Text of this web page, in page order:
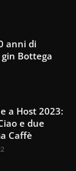
anni di
Bottega
a Host 2023:
e due
Caffè